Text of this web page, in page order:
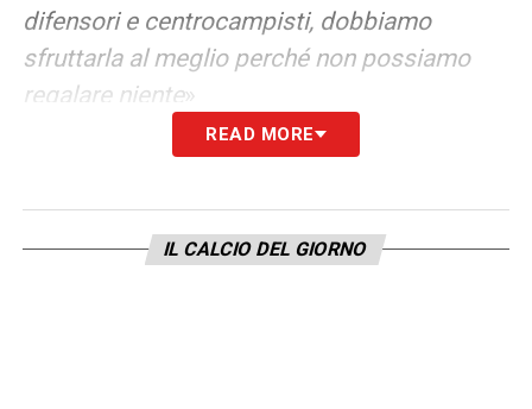
difensori e centrocampisti, dobbiamo
sfruttarla al meglio perché non possiamo
regalare niente»
READ MORE
IL CALCIO DEL GIORNO